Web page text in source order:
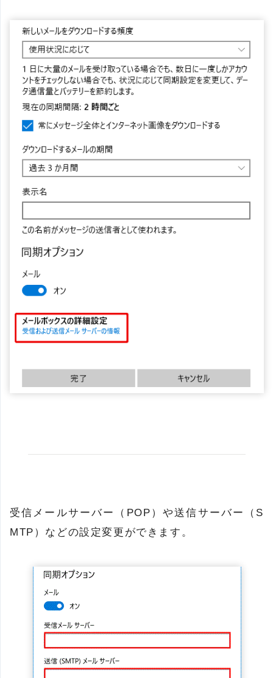
受信メールサーバー（POP）や送信サーバー（S
MTP）などの設定変更ができます。